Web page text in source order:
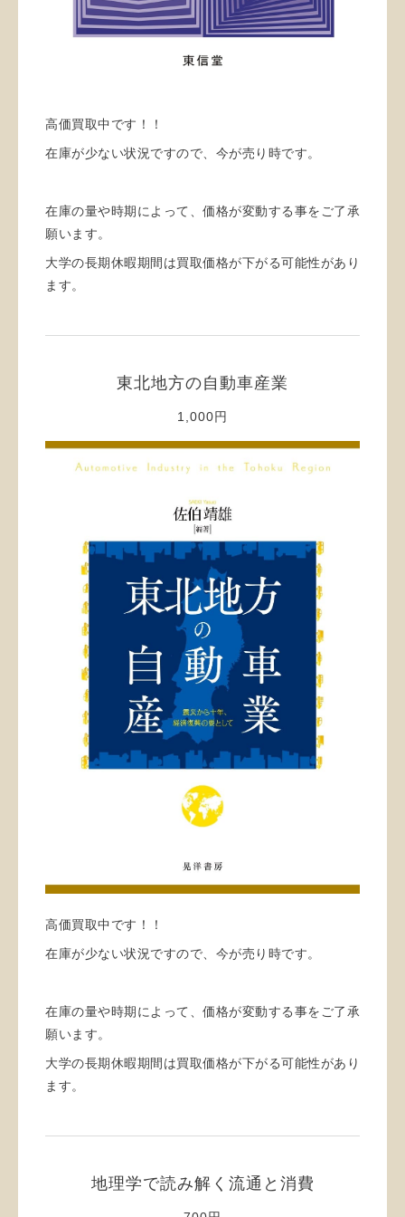
高価買取中です！！
在庫が少ない状況ですので、今が売り時です。
在庫の量や時期によって、価格が変動する事をご了承
願います。
大学の長期休暇期間は買取価格が下がる可能性があり
ます。
東北地方の自動車産業
1,000円
高価買取中です！！
在庫が少ない状況ですので、今が売り時です。
在庫の量や時期によって、価格が変動する事をご了承
願います。
大学の長期休暇期間は買取価格が下がる可能性があり
ます。
地理学で読み解く流通と消費